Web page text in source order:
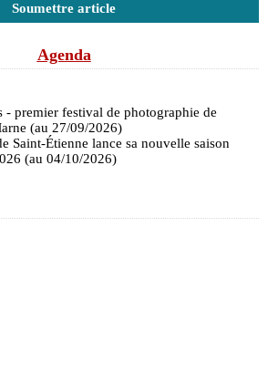
Soumettre article
Agenda
- premier festival de photographie de
(au 27/09/2026)
Saint-Étienne lance sa nouvelle saison
(au 04/10/2026)